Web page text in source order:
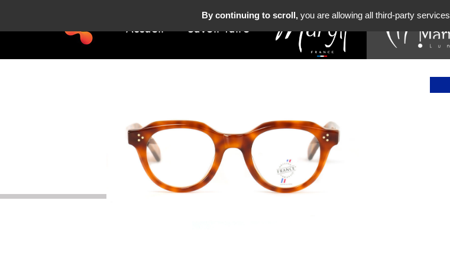
Accueil Savoir-faire
By continuing to scroll,you are allowing all third-party services